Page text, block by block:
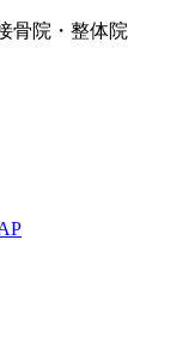
骨院・整体院